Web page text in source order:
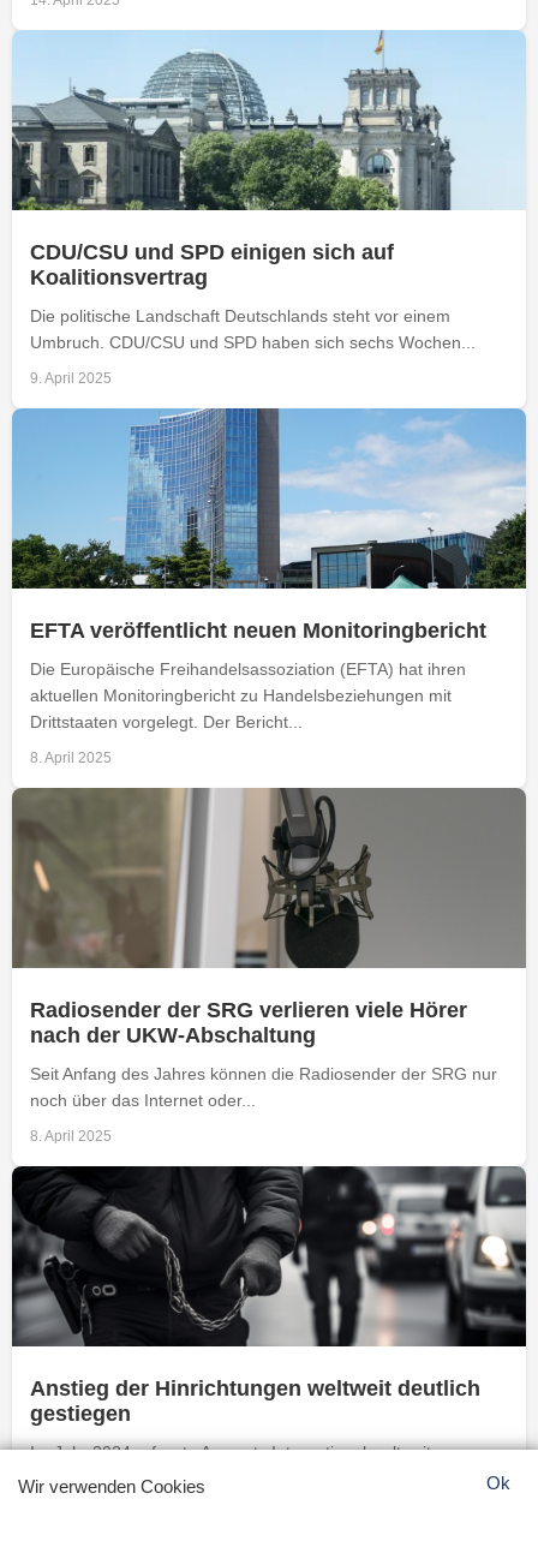
CDU/CSU und SPD einigen sich auf
Koalitionsvertrag
Die politische Landschaft Deutschlands steht vor einem
Umbruch. CDU/CSU und SPD haben sich sechs Wochen...
9. April 2025
EFTA veröffentlicht neuen Monitoringbericht
Die Europäische Freihandelsassoziation (EFTA) hat ihren
aktuellen Monitoringbericht zu Handelsbeziehungen mit
Drittstaaten vorgelegt. Der Bericht...
8. April 2025
Radiosender der SRG verlieren viele Hörer
nach der UKW-Abschaltung
Seit Anfang des Jahres können die Radiosender der SRG nur
noch über das Internet oder...
8. April 2025
Anstieg der Hinrichtungen weltweit deutlich
gestiegen
Im Jahr 2024 erfasste Amnesty International weltweit
mindestens 1.518 Hinrichtungen in 15 Ländern. Trotz der...
Wir verwenden Cookies Ok